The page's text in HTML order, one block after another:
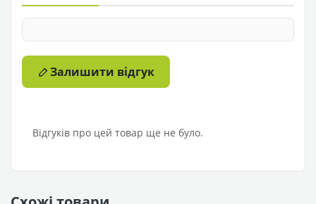
Залишити відгук
Відгуків про цей товар ще не було.